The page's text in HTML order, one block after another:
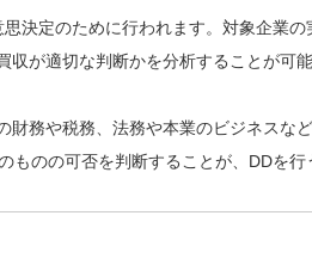
決定のために行われます。対象企業
が適切な判断かを分析することが可能
財務や税務、法務や本業のビジネスな
ものの可否を判断することが、DDを行